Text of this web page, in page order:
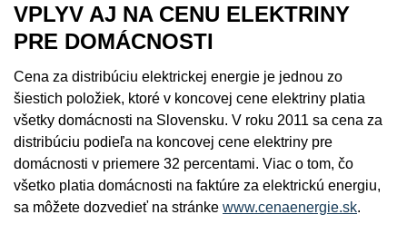
VPLYV AJ NA CENU ELEKTRINY
PRE DOMÁCNOSTI
Cena za distribúciu elektrickej energie je jednou zo
šiestich položiek, ktoré v koncovej cene elektriny platia
všetky domácnosti na Slovensku. V roku 2011 sa cena za
distribúciu podieľa na koncovej cene elektriny pre
domácnosti v priemere 32 percentami. Viac o tom, čo
všetko platia domácnosti na faktúre za elektrickú energiu,
sa môžete dozvedieť na stránke www.cenaenergie.sk.